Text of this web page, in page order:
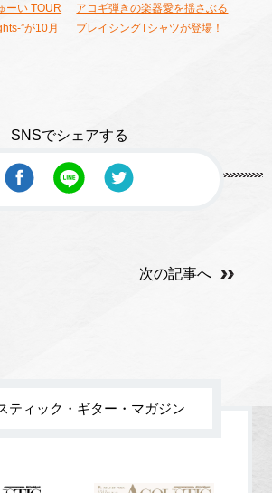
ーい TOUR
”が10月
アコギ弾きの楽器愛を揺さぶる
ブレイシングTシャツが登場！
SNSでシェアする
次の記事へ
ティック・ギター・マガジン